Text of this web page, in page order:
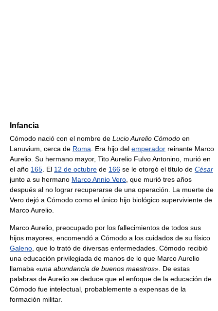
Infancia
Cómodo nació con el nombre de Lucio Aurelio Cómodo en
Lanuvium, cerca de Roma . Era hijo del emperador reinante Marco
Aurelio. Su hermano mayor, Tito Aurelio Fulvo Antonino, murió en
el año 165 . El 12 de octubre de 166 se le otorgó el título de César
junto a su hermano Marco Annio Vero , que murió tres años
después al no lograr recuperarse de una operación. La muerte de
Vero dejó a Cómodo como el único hijo biológico superviviente de
Marco Aurelio.
Marco Aurelio, preocupado por los fallecimientos de todos sus
hijos mayores, encomendó a Cómodo a los cuidados de su físico
Galeno , que lo trató de diversas enfermedades. Cómodo recibió
una educación privilegiada de manos de lo que Marco Aurelio
llamaba «una abundancia de buenos maestros». De estas
palabras de Aurelio se deduce que el enfoque de la educación de
Cómodo fue intelectual, probablemente a expensas de la
formación militar.